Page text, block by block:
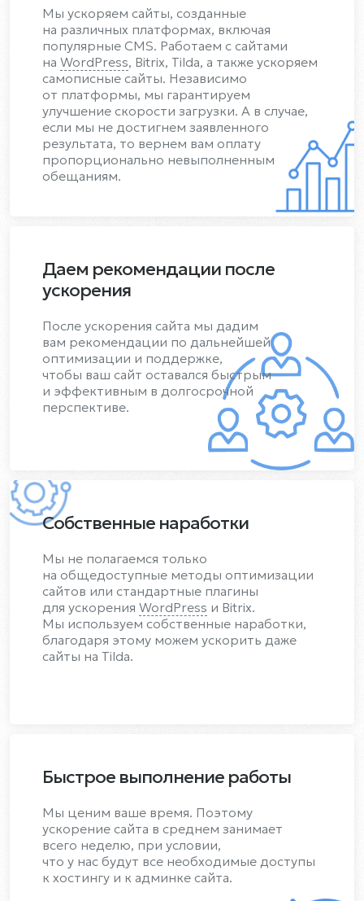
Мы ускоряем сайты, созданные
на различных платформах, включая
популярные CMS. Работаем с сайтами
на WordPress, Bitrix, Tilda, а также ускоряем
самописные сайты. Независимо
от платформы, мы гарантируем
улучшение скорости загрузки. А в случае,
если мы не достигнем заявленного
результата, то вернем вам оплату
пропорционально невыполненным
обещаниям.
Даем рекомендации после
ускорения
После ускорения сайта мы дадим
вам рекомендации по дальнейшей
оптимизации и поддержке,
чтобы ваш сайт оставался быстрым
и эффективным в долгосрочной
перспективе.
Собственные наработки
Мы не полагаемся только
на общедоступные методы оптимизации
сайтов или стандартные плагины
для ускорения WordPress и Bitrix.
Мы используем собственные наработки,
благодаря этому можем ускорить даже
сайты на Tilda.
Быстрое выполнение работы
Мы ценим ваше время. Поэтому
ускорение сайта в среднем занимает
всего неделю, при условии,
что у нас будут все необходимые доступы
к хостингу и к админке сайта.